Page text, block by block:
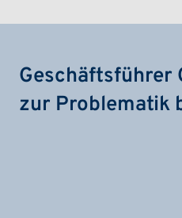
Geschäftsführer
zur Problematik